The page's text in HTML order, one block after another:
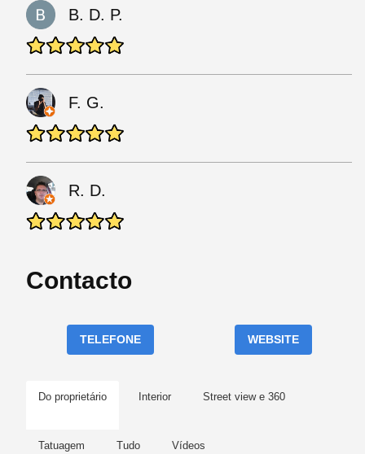
B. D. P.
F. G.
R. D.
Contacto
TELEFONE WEBSITE
Do proprietário Interior Street view e 360
Tatuagem Tudo Vídeos